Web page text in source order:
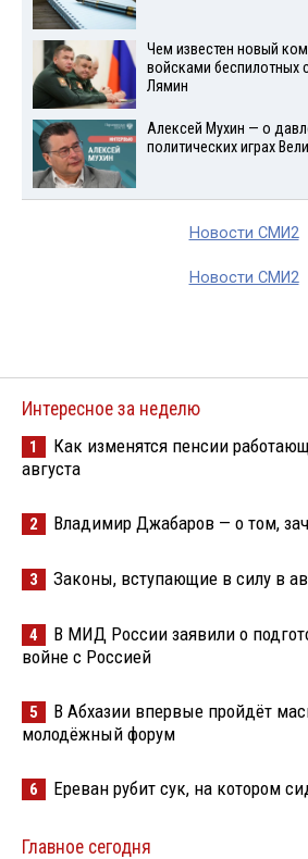
Чем известен новый
войсками беспилотных
Лямин
Алексей Мухин — о
политических играх
Новости СМИ2
Новости СМИ2
Интересное за неделю
1
Как изменятся пенсии
августа
2 Владимир Джабаров — о том,
3 Законы, вступающие в силу в
4
В МИД России заявили о
войне с Россией
5
В Абхазии впервые пройдёт
молодёжный форум
6 Ереван рубит сук, на котором
Главное сегодня